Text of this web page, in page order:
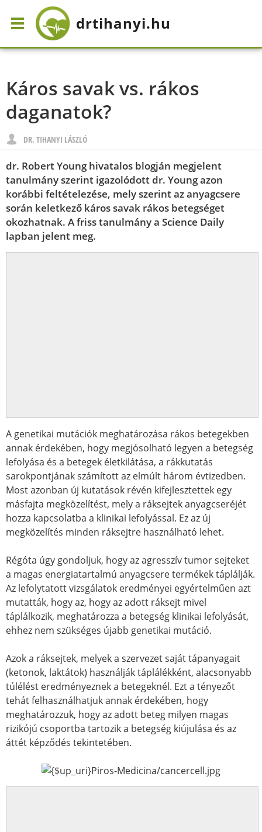
drtihanyi.hu
Káros savak vs. rákos
daganatok?
DR. TIHANYI LÁSZLÓ
dr. Robert Young hivatalos blogján megjelent
tanulmány szerint igazolódott dr. Young azon
korábbi feltételezése, mely szerint az anyagcsere
során keletkező káros savak rákos betegséget
okozhatnak. A friss tanulmány a Science Daily
lapban jelent meg.
A genetikai mutációk meghatározása rákos betegekben
annak érdekében, hogy megjósolható legyen a betegség
lefolyása és a betegek életkilátása, a rákkutatás
sarokpontjának számított az elmúlt három évtizedben.
Most azonban új kutatások révén kifejlesztettek egy
másfajta megközelítést, mely a ráksejtek anyagcseréjét
hozza kapcsolatba a klinikai lefolyással. Ez az új
megközelítés minden ráksejtre használható lehet.
Régóta úgy gondoljuk, hogy az agresszív tumor sejteket
a magas energiatartalmú anyagcsere termékek táplálják.
Az lefolytatott vizsgálatok eredményei egyértelműen azt
mutatták, hogy az, hogy az adott ráksejt mivel
táplálkozik, meghatározza a betegség klinikai lefolyását,
ehhez nem szükséges újabb genetikai mutáció.
Azok a ráksejtek, melyek a szervezet saját tápanyagait
(ketonok, laktátok) használják táplálékként, alacsonyabb
túlélést eredményeznek a betegeknél. Ezt a tényezőt
tehát felhasználhatjuk annak érdekében, hogy
meghatározzuk, hogy az adott beteg milyen magas
rizikójú csoportba tartozik a betegség kiújulása és az
áttét képződés tekintetében.